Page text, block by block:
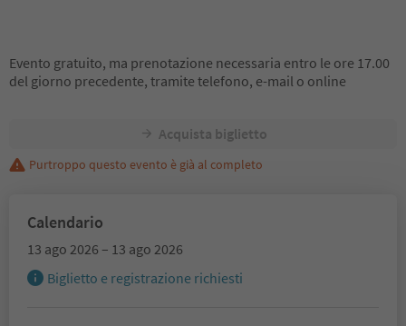
Evento gratuito, ma prenotazione necessaria entro le ore 17.00
del giorno precedente, tramite telefono, e-mail o online
Acquista biglietto
Purtroppo questo evento è già al completo
Calendario
13 ago 2026 – 13 ago 2026
Biglietto e registrazione richiesti